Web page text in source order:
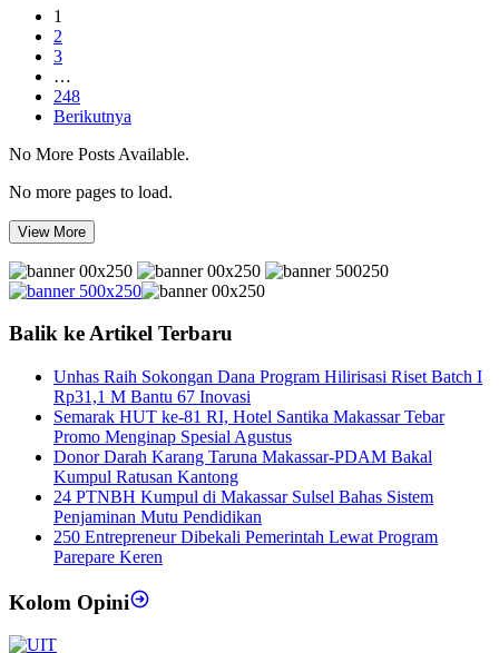
1
2
3
…
248
Berikutnya
No More Posts Available.
No more pages to load.
View More
Balik ke Artikel Terbaru
Unhas Raih Sokongan Dana Program Hilirisasi Riset Batch I
Rp31,1 M Bantu 67 Inovasi
Semarak HUT ke-81 RI, Hotel Santika Makassar Tebar
Promo Menginap Spesial Agustus
Donor Darah Karang Taruna Makassar-PDAM Bakal
Kumpul Ratusan Kantong
24 PTNBH Kumpul di Makassar Sulsel Bahas Sistem
Penjaminan Mutu Pendidikan
250 Entrepreneur Dibekali Pemerintah Lewat Program
Parepare Keren
Kolom Opini